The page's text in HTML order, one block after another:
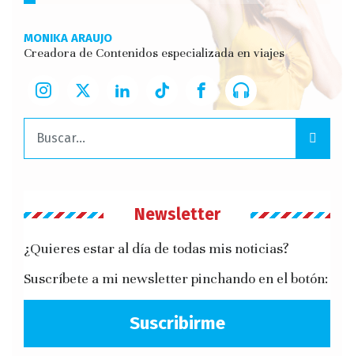
MONIKA ARAUJO
Creadora de Contenidos especializada en viajes
Buscar:
Newsletter
¿Quieres estar al día de todas mis noticias?
Suscríbete a mi newsletter pinchando en el botón:
Suscribirme